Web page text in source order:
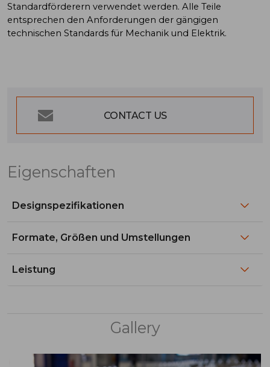
Standardförderern verwendet werden. Alle Teile
entsprechen den Anforderungen der gängigen
technischen Standards für Mechanik und Elektrik.
CONTACT US
Eigenschaften
Designspezifikationen
Formate, Größen und Umstellungen
Leistung
Gallery